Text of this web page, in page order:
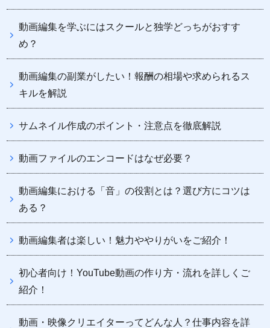
動画編集を学ぶにはスクールと独学どっちがおすす
め？
動画編集の副業がしたい！報酬の相場や求められるス
キルを解説
サムネイル作成のポイント・注意点を徹底解説
動画ファイルのエンコードはなぜ必要？
動画編集における「音」の役割とは？選び方にコツは
ある？
動画編集者は楽しい！魅力ややりがいをご紹介！
初心者向け！YouTube動画の作り方・流れを詳しくご
紹介！
動画・映像クリエイターってどんな人？仕事内容を詳